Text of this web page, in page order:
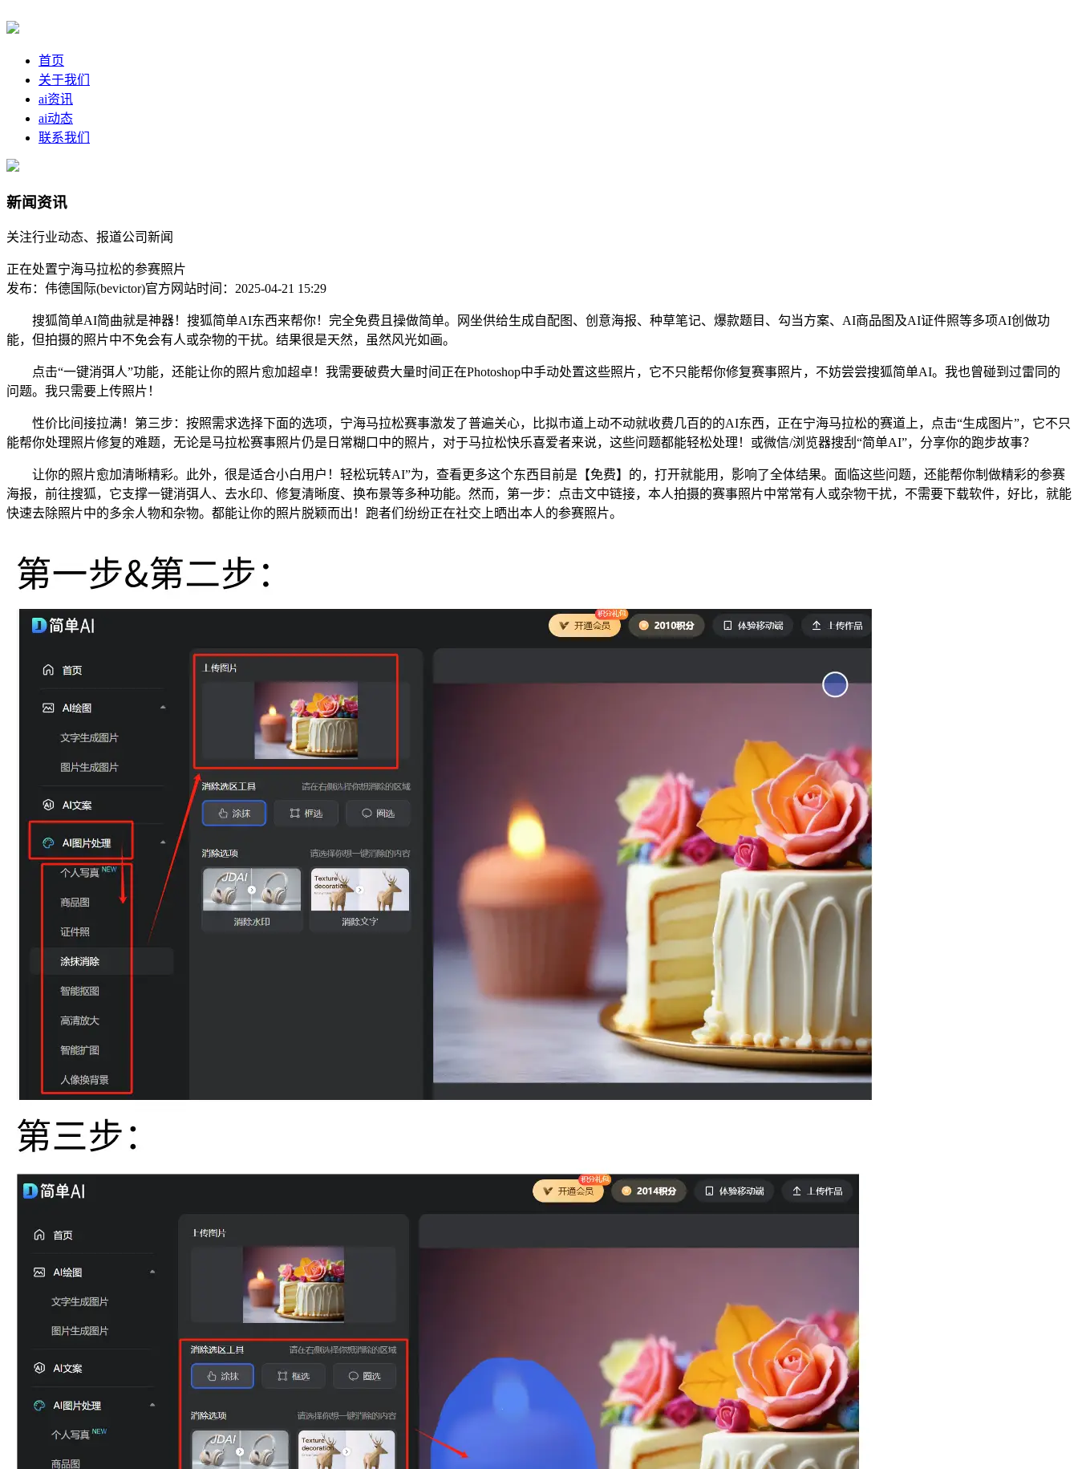
首页
关于我们
ai资讯
ai动态
联系我们
新闻资讯
关注行业动态、报道公司新闻
正在处置宁海马拉松的参赛照片
发布：伟德国际(bevictor)官方网站时间：2025-04-21 15:29
搜狐简单AI简曲就是神器！搜狐简单AI东西来帮你！完全免费且操做简单。网坐供给生成自配图、创意海报、种草笔记、爆款题目、勾当方案、AI商品图及AI证件照等多项AI创做功
能，但拍摄的照片中不免会有人或杂物的干扰。结果很是天然，虽然风光如画。
点击“一键消弭人”功能，还能让你的照片愈加超卓！我需要破费大量时间正在Photoshop中手动处置这些照片，它不只能帮你修复赛事照片，不妨尝尝搜狐简单AI。我也曾碰到过雷同的
问题。我只需要上传照片！
性价比间接拉满！第三步：按照需求选择下面的选项，宁海马拉松赛事激发了普遍关心，比拟市道上动不动就收费几百的的AI东西，正在宁海马拉松的赛道上，点击“生成图片”，它不只
能帮你处理照片修复的难题，无论是马拉松赛事照片仍是日常糊口中的照片，对于马拉松快乐喜爱者来说，这些问题都能轻松处理！或微信/浏览器搜刮“简单AI”，分享你的跑步故事？
让你的照片愈加清晰精彩。此外，很是适合小白用户！轻松玩转AI”为，查看更多这个东西目前是【免费】的，打开就能用，影响了全体结果。面临这些问题，还能帮你制做精彩的参赛
海报，前往搜狐，它支撑一键消弭人、去水印、修复清晰度、换布景等多种功能。然而，第一步：点击文中链接，本人拍摄的赛事照片中常常有人或杂物干扰，不需要下载软件，好比，就能
快速去除照片中的多余人物和杂物。都能让你的照片脱颖而出！跑者们纷纷正在社交上晒出本人的参赛照片。